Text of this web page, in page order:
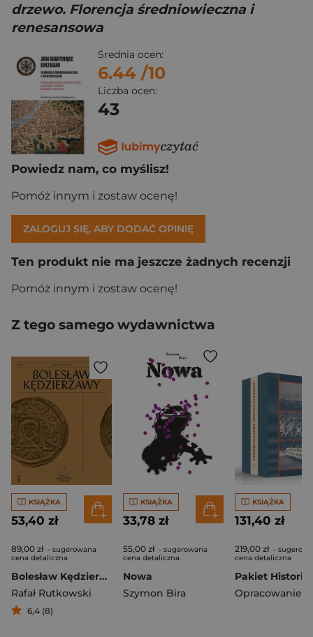
drzewo. Florencja średniowieczna i
renesansowa
Średnia ocen:
6.44 /10
Liczba ocen:
43
Powiedz nam, co myślisz!
Pomóż innym i zostaw ocenę!
ZALOGUJ SIĘ, ABY DODAĆ OPINIĘ
Ten produkt nie ma jeszcze żadnych recenzji
Pomóż innym i zostaw ocenę!
Z tego samego wydawnictwa
KSIĄŻKA
53,40 zł
89,00 zł - sugerowana
cena detaliczna
Bolesław Kędzierzawy
Rafał Rutkowski
6,4 (8)
KSIĄŻKA
33,78 zł
55,00 zł - sugerowana
cena detaliczna
Nowa
Szymon Bira
KSIĄŻKA
131,40 zł
219,00 zł -
cena detaliczna